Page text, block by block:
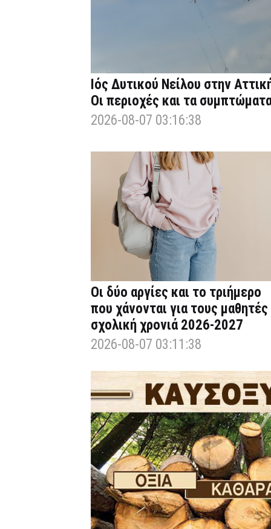
Ιός Δυτικού Νείλου στην
Οι περιοχές και τα
2026-08-07 03:16:38
Οι δύο αργίες και το τριήμερο
που χάνονται για τους μαθητές
σχολική χρονιά 2026-2027
2026-08-07 03:11:38